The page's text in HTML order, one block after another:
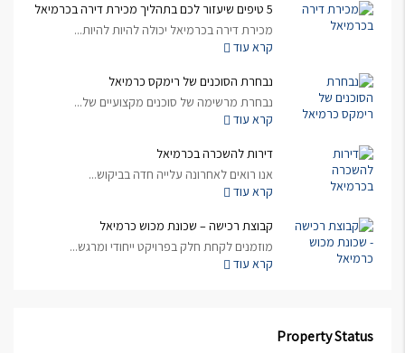
5 טיפים שיעזור לכם בתהליך מכירת דירה בכרמיאל
מכירת דירה בכרמיאל יכולה להיות להיות...
קרא עוד
נבחרת הסוכנים של רימקס כרמיאל
נבחרת מרשימה של סוכנים מקצועיים של...
קרא עוד
דירות להשכרה בכרמיאל
אנו רואים לאחרונה עלייה חדה בביקוש...
קרא עוד
קבוצת רכישה – שכונת מכוש כרמיאל
מוזמנים לקחת חלק בפרויקט ייחודי ומרגש...
קרא עוד
Property Status